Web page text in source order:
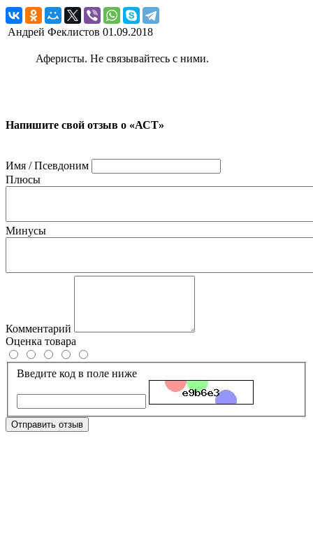
Андрей Феклистов 01.09.2018
Аферисты. Не связывайтесь с ними.
Напишите свой отзыв о «АСТ»
Имя / Псевдоним
Плюсы
Минусы
Комментарий
Оценка товара
Введите код в поле ниже
Отправить отзыв